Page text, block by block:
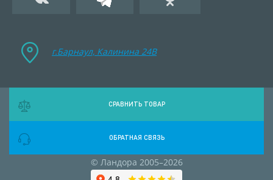
г.Барнаул, Калинина 24B
© Ландора 2005–2026
СРАВНИТЬ ТОВАР
ОБРАТНАЯ СВЯЗЬ